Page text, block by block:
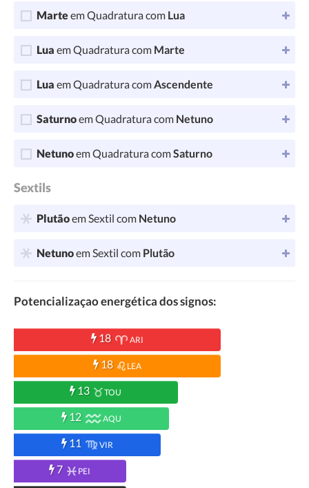
Marteem Quadratura com Lua
Lua em Quadratura com Marte
Lua em Quadratura comAscendente
Saturnoem Quadratura com Netuno
Netunoem Quadratura comSaturno
Sextils
Plutãoem Sextil com Netuno
Netunoem Sextil com Plutão
Potencializaçao energética dos signos:
18 ARI
18 LEA
13 TOU
12 AQU
11 VIR
7 PEI